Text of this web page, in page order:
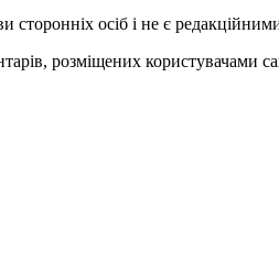
сторонніх осіб і не є
розміщених користувачами